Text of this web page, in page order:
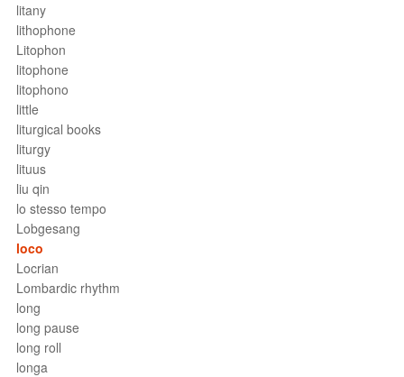
litany
lithophone
Litophon
litophone
litophono
little
liturgical books
liturgy
lituus
liu qin
lo stesso tempo
Lobgesang
loco
Locrian
Lombardic rhythm
long
long pause
long roll
longa